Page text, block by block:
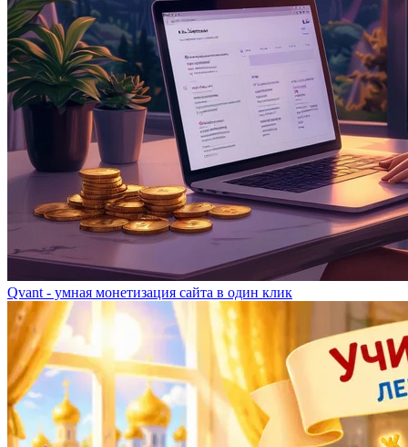
Qvant - умная монетизация сайта в один клик